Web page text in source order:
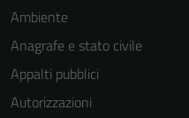
Ambiente
Anagrafe e stato civile
Appalti pubblici
Autorizzazioni